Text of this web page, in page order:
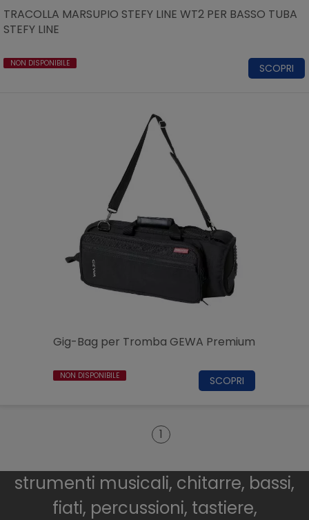
TRACOLLA MARSUPIO STEFY LINE WT2 PER BASSO TUBA
STEFY LINE
NON DISPONIBILE SCOPRI
Gig-Bag per Tromba GEWA Premium
NON DISPONIBILE SCOPRI
1
strumenti musicali, chitarre, bassi,
fiati, percussioni, tastiere,